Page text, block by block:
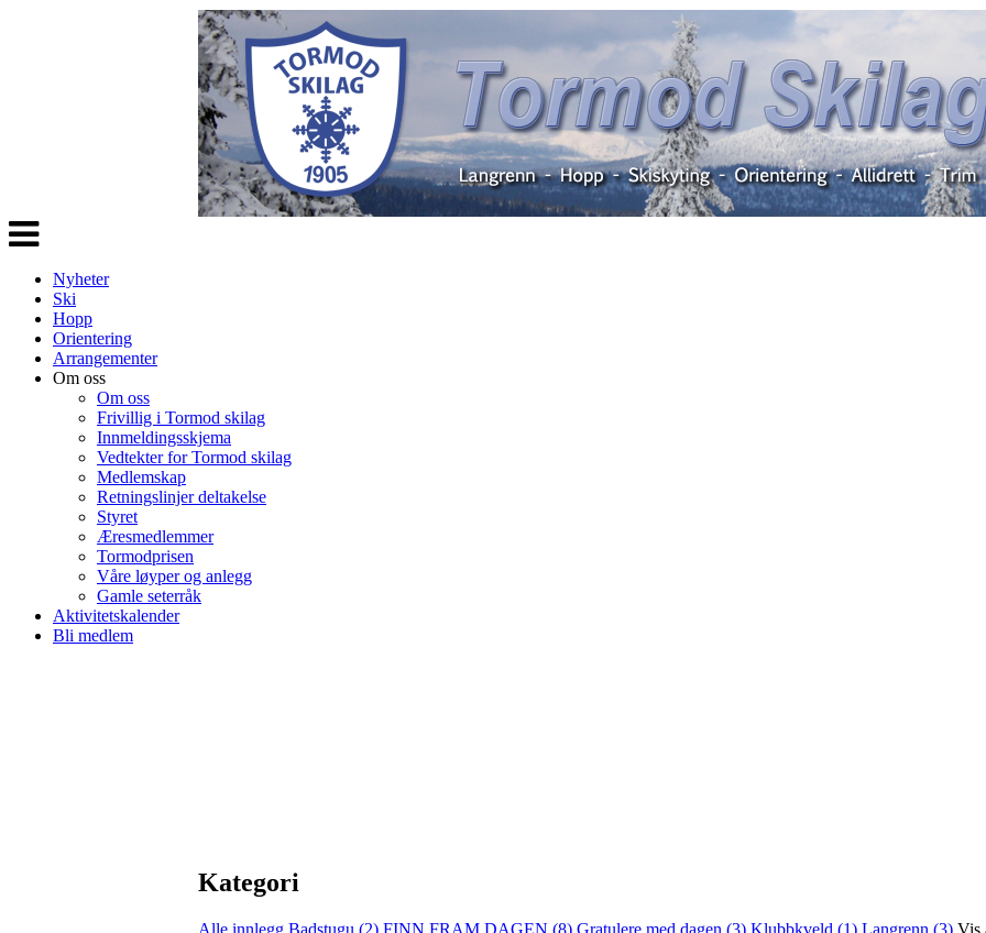
Veksle
navigasjon
Nyheter
Ski
Hopp
Orientering
Arrangementer
Om oss
Om oss
Frivillig i Tormod skilag
Innmeldingsskjema
Vedtekter for Tormod skilag
Medlemskap
Retningslinjer deltakelse
Styret
Æresmedlemmer
Tormodprisen
Våre løyper og anlegg
Gamle seterråk
Aktivitetskalender
Bli medlem
Kategori
Alle innlegg Badstugu (2) FINN FRAM DAGEN (8) Gratulere med dagen (3) Klubbkveld (1) Langrenn (3) Vis